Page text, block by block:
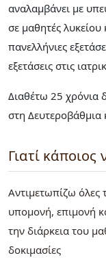
αναλαμβάνει με
σε μαθητές λυκείου
πανελλήνιες
εξετάσεις στις
Διαθέτω 25 χρόνια
στη Δευτεροβάθμια
Γιατί κάποιος
Αντιμετωπίζω όλες
υπομονή, επιμονή
την διάρκεια του
δοκιμασίες